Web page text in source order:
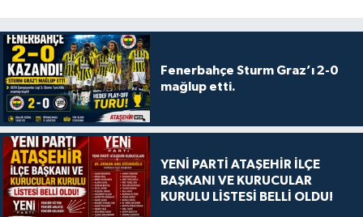
Fenerbahçe Sturm Graz’ı 2-0
mağlup etti.
YENİ PARTİ ATAŞEHİR İLÇE
BAŞKANI VE KURUCULAR
KURULU LİSTESİ BELLİ OLDU!